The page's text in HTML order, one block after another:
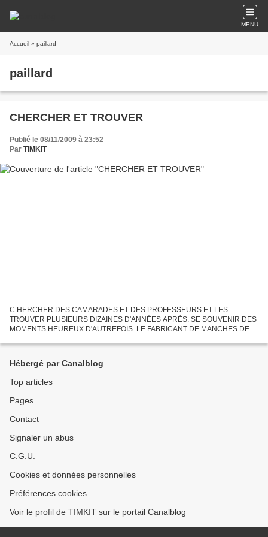
MENU
Accueil » paillard
paillard
CHERCHER ET TROUVER
Publié le 08/11/2009 à 23:52
Par TIMKIT
C HERCHER DES CAMARADES ET DES PROFESSEURS ET LES
TROUVER PLUSIEURS DIZAINES D'ANNÉES APRÈS. SE SOUVENIR DES
MOMENTS HEUREUX D'AUTREFOIS. LE FABRICANT DE MANCHES DE
PRINCIPAL DE CE DIMANCHE EST LE PLAISIR...
Hébergé par Canalblog
Top articles
Pages
Contact
Signaler un abus
C.G.U.
Cookies et données personnelles
Préférences cookies
Voir le profil de TIMKIT sur le portail Canalblog